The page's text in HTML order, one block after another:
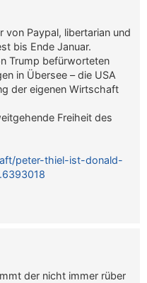
von Paypal, libertarian und
bis Ende Januar.
Trump befürworteten
in Übersee – die USA
der eigenen Wirtschaft
Freiheit des
peter-thiel-ist-donald-
der nicht immer rüber